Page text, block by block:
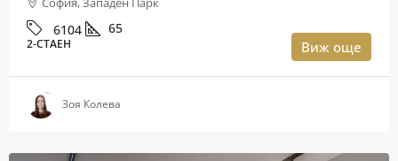
6104 65
2-СТАЕН Виж още
Зоя Колева